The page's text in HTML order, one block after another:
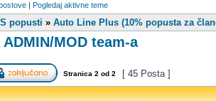
| Pogledaj aktivne teme
popusti » Auto Line Plus (10% popusta za
MOD team-a
Stranica 2 od 2 [ 45 Posta ]